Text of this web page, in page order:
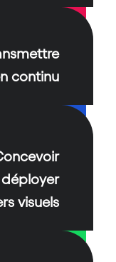
nous
sont
production et
continu
visuels